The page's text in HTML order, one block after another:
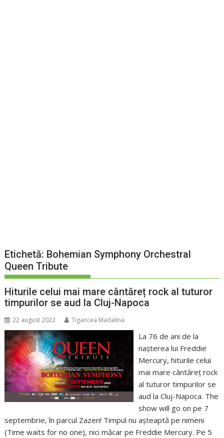
Etichetă: Bohemian Symphony Orchestral
Queen Tribute
Hiturile celui mai mare cântăreț rock al tuturor
timpurilor se aud la Cluj-Napoca
22 august 2022 Tigancea Madalina
La 76 de ani de la
nașterea lui Freddie
Mercury, hiturile celui
mai mare cântăreț rock
al tuturor timpurilor se
aud la Cluj-Napoca. The
show will go on pe 7
septembrie, în parcul Zazen! Timpul nu așteaptă pe nimeni
(Time waits for no one), nici măcar pe Freddie Mercury. Pe 5